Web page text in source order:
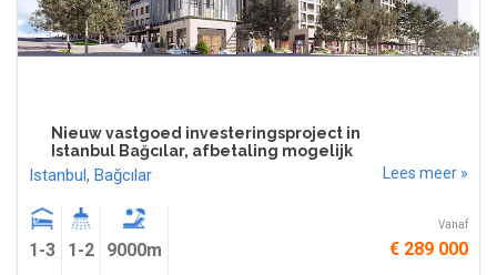
Nieuw vastgoed investeringsproject in
Istanbul Bağcılar, afbetaling mogelijk
Istanbul, Bağcılar Lees meer »
1-3 1-2 9000m
Vanaf
€ 289 000